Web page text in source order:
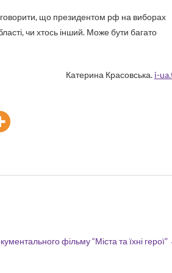
говорити, що президентом рф на виборах
чи хтось інший. Може бути багато
Катерина Красовська. i-
фільму “Міста та їхні герої”